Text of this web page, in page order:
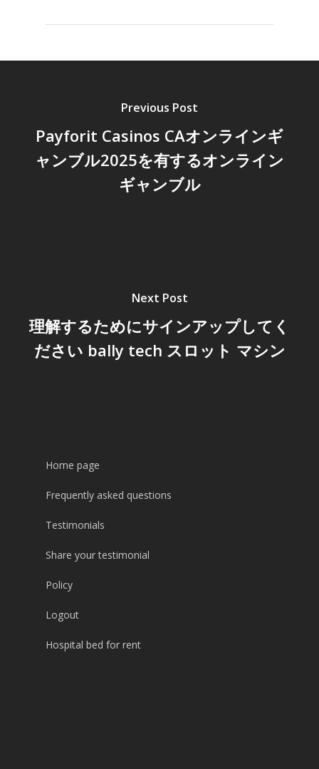
Previous Post
Payforit Casinos CAオンラインギ
ャンブル2025を有するオンライン
ギャンブル
Next Post
理解するためにサインアップしてく
ださい bally tech スロット マシン
Home page
Frequently asked questions
Testimonials
Share your testimonial
Policy
Logout
Hospital bed for rent